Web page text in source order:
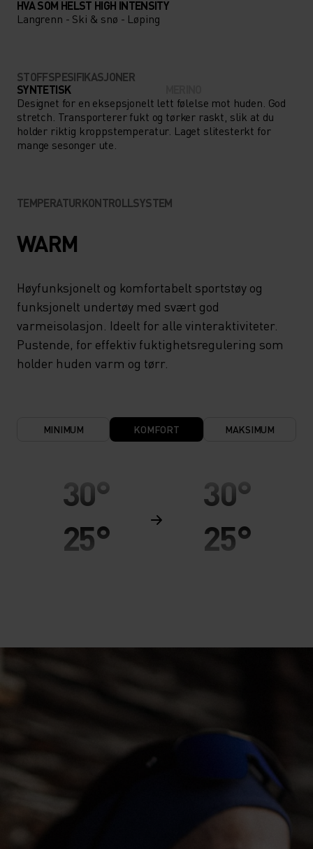
HVA SOM HELST HIGH INTENSITY
Langrenn - Ski & snø - Løping
STOFFSPESIFIKASJONER
SYNTETISK
Designet for en eksepsjonelt lett følelse mot huden. God
stretch. Transporterer fukt og tørker raskt, slik at du
holder riktig kroppstemperatur. Laget slitesterkt for
mange sesonger ute.
TEMPERATURKONTROLLSYSTEM
WARM
Høyfunksjonelt og komfortabelt sportstøy og
funksjonelt undertøy med svært god
varmeisolasjon. Ideelt for alle vinteraktiviteter.
Pustende, for effektiv fuktighetsregulering som
holder huden varm og tørr.
MINIMUM KOMFORT MAKSIMUM
30°
25°
10°
-5°
30°
25°
-5°